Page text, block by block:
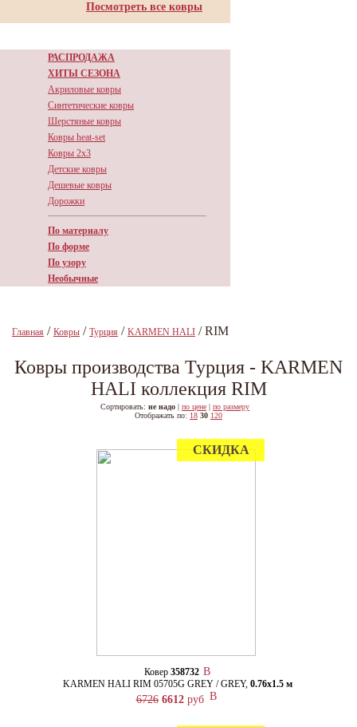
Посмотреть все ковры
РАСПРОДАЖА
ХИТЫ СЕЗОНА
Акриловые ковры
Синтетические ковры
Шерстяные ковры
Ковры heat-set
Ковры 2х3
Детские ковры
Дешевые ковры
Дорожки
По материалу
По форме
По узору
Необычные
Главная / Ковры / Турция / KARMEN HALI / RIM
Ковры производства Турция - KARMEN
HALI коллекция RIM
Сортировать: не надо | по цене | по размеру
Отображать по: 18 30 120
СКИДКА
Ковер 358732
KARMEN HALI RIM 05705G GREY / GREY, 0.76х1.5 м
6726 6612руб